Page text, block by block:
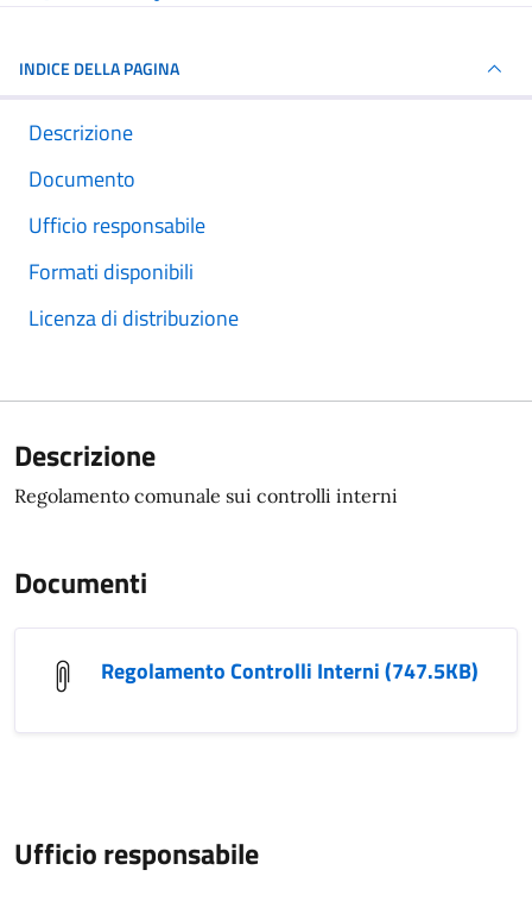
INDICE DELLA PAGINA
Descrizione
Documento
Ufficio responsabile
Formati disponibili
Licenza di distribuzione
Descrizione
Regolamento comunale sui controlli interni
Documenti
Regolamento Controlli Interni (747.5KB)
Ufficio responsabile